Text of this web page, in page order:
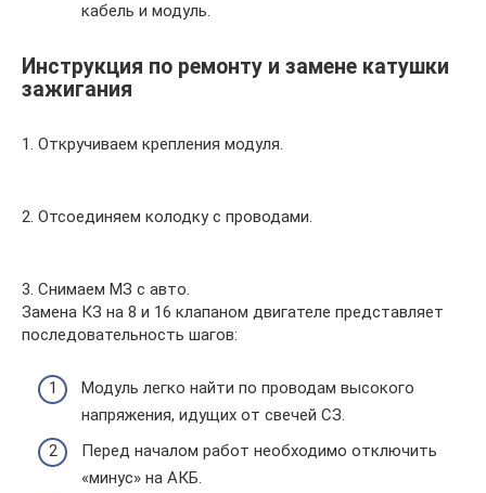
кабель и модуль.
Инструкция по ремонту и замене катушки
зажигания
1. Откручиваем крепления модуля.
2. Отсоединяем колодку с проводами.
3. Снимаем МЗ с авто.
Замена КЗ на 8 и 16 клапаном двигателе представляет
последовательность шагов:
Модуль легко найти по проводам высокого
напряжения, идущих от свечей СЗ.
Перед началом работ необходимо отключить
«минус» на АКБ.